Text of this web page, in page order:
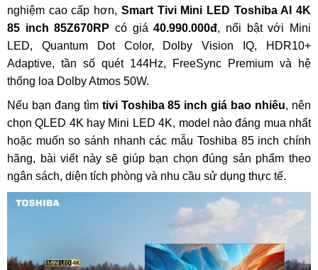
nghiệm cao cấp hơn, Smart Tivi Mini LED Toshiba AI 4K
85 inch 85Z670RP có giá40.990.000đ, nổi bật với Mini
LED, Quantum Dot Color, Dolby Vision IQ, HDR10+
Adaptive, tần số quét 144Hz, FreeSync Premium và hệ
thống loa Dolby Atmos 50W.
Nếu bạn đang tìm tivi Toshiba 85 inch giá bao nhiêu, nên
chọn QLED 4K hay Mini LED 4K, model nào đáng mua nhất
hoặc muốn so sánh nhanh các mẫu Toshiba 85 inch chính
hãng, bài viết này sẽ giúp bạn chọn đúng sản phẩm theo
ngân sách, diện tích phòng và nhu cầu sử dụng thực tế.